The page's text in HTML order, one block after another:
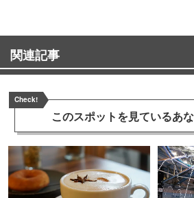
関連記事
Check!
このスポットを見ているあ